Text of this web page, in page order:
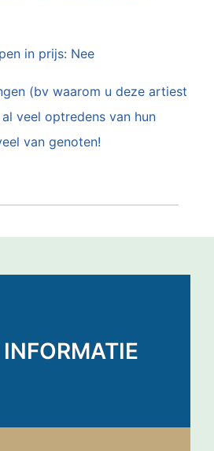
in prijs: Nee
(bv waarom u deze artiest
veel optredens van hun
van genoten!
INFORMATIE